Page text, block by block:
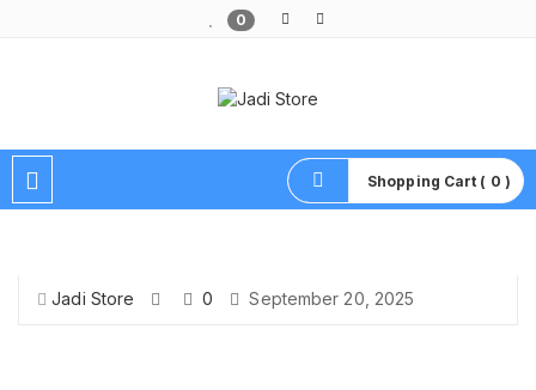
0
Shopping Cart ( 0 )
Jadi Store 0 September 20, 2025